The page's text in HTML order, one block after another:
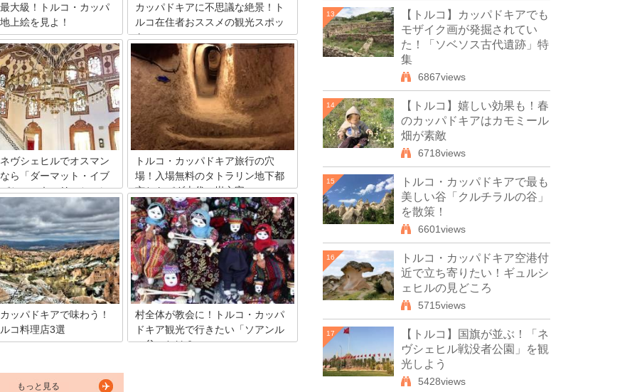
大級！トルコ・カッパ
上絵を見よ！
アをドライブしていると、丘
の絵が描かれているのを見る
ます。 実はその馬の絵は世界
地上絵、”時と空間”の一部
の地上絵はアバノスとネヴシ
ぶ道に沿って2.5kmに及び、6
7つの石柱の構造物から成
ます。
カッパドキアに不思議な絶景！ト
ルコ在住者おススメの観光スポッ
ト
トルコ、カッパドキアは世界遺産の奇岩
群や地下都市が有名で世界中から人々が
観光に訪れています。 筆者自身、カッパ
ドキアに住んでいると、遊びに来た友達
を案内することがときどきあります。 ギ
ョレメ野外博物館、ゼルベ野外博物館、
ウフララ渓谷など歴史的な教会跡を見る
のもよいですが、時間がない場合は、そ
のような歩き回る場所へは行かずに、主
に景色で楽しめる場所を案内します。 今
回はトルコ在住の筆者が、1日で見て回
る場合に絶対案内する場所を紹介しま
す。
ヴシェヒルでオスマン
ら「ダーマット・イブ
シャ・キュリエシ」に
客はほぼいないネヴシェヒル
のダーマット・イブラヒム・
ュリエシには、ときどきトル
が訪れています。これは290
マン帝国時代のモスクを中心
や図書館、ハマム（トルコ式
どの施設の集まりです。 ここ
の名前からダーマット・イ
シャ・キュリエシと呼ばれ
トルコ・カッパドキア旅行の穴
場！入場無料のタトラリン地下都
市とトパダ古代の岩文字
カッパドキアにはあちこちに地下都市が
あります。つい最近、ネヴシェヒル城の
下にも地下都市が見つかり、7キロに及
ぶ世界最大の地下都市の発掘作業が進ん
でいます。
ッパドキアで味わう！
コ料理店3選
コ料理のお店を3つご紹介し
に位置するトルコはヨーロッ
村全体が教会に！トルコ・カッパ
ドキア観光で行きたい「ソアンル
の谷」とは？
もっと見る
13
【トルコ】カッパドキアでも
モザイク画が発掘されてい
た！「ソベソス古代遺跡」特
集
6867views
14
【トルコ】嬉しい効果も！春
のカッパドキアはカモミール
畑が素敵
6718views
15
トルコ・カッパドキアで最も
美しい谷「クルチラルの谷」
を散策！
6601views
16
トルコ・カッパドキア空港付
近で立ち寄りたい！ギュルシ
ェヒルの見どころ
5715views
17
【トルコ】国旗が並ぶ！「ネ
ヴシェヒル戦没者公園」を観
光しよう
5428views